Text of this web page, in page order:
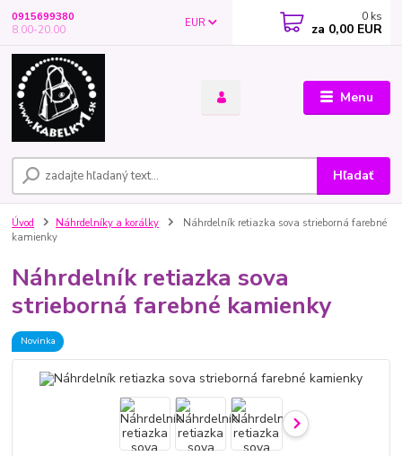
Menu
EUR
Hľadať
0915699380
8.00-20.00
0 ks
za 0,00 EUR
Úvod Náhrdelníky a korálky
Náhrdelník retiazka sova strieborná farebné
kamienky
Náhrdelník retiazka sova
strieborná farebné kamienky
Novinka